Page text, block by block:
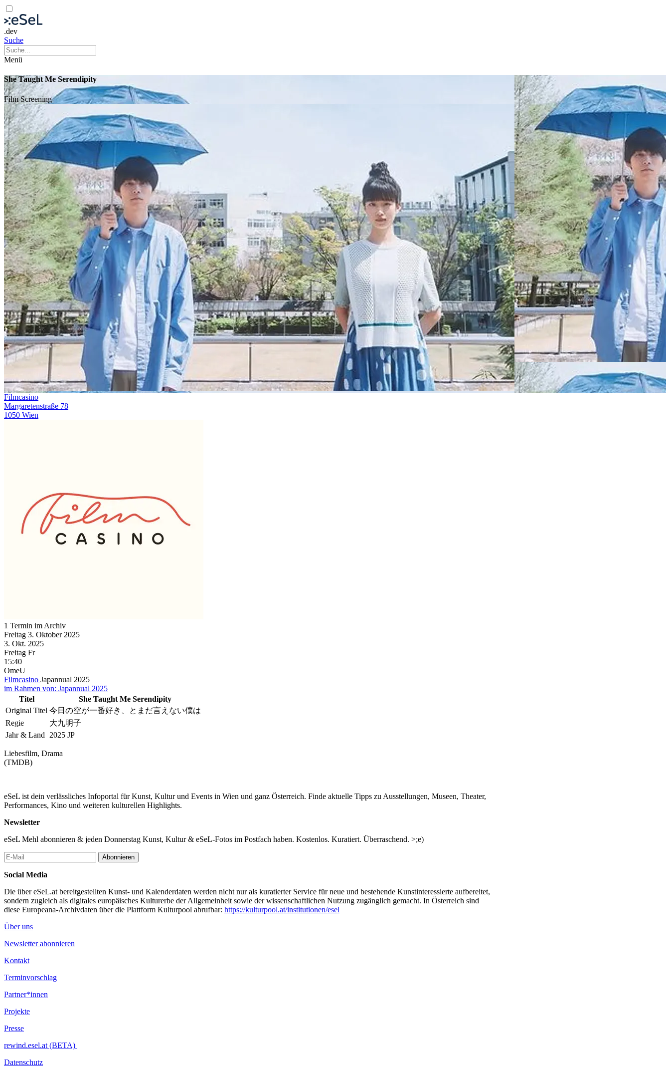
.dev
Suche
Menü
She Taught Me Serendipity
FilmScreening
Filmcasino
Margaretenstraße 78
1050 Wien
1 Termin im Archiv
Freitag 3. Oktober 2025
3. Okt. 2025
Freitag Fr
15:40
OmeU
Filmcasino Japannual 2025
im Rahmen von: Japannual 2025
Titel
She Taught Me Serendipity
Original Titel 今日の空が一番好き、とまだ言えない僕は
Regie
大九明子
Jahr & Land
2025 JP
Liebesfilm, Drama
(TMDB)
eSeL ist dein verlässliches Infoportal für Kunst, Kultur und Events in Wien und ganz Österreich. Finde aktuelle Tipps zu Ausstellungen, Museen, Theater,
Performances, Kino und weiteren kulturellen Highlights.
Newsletter
eSeL Mehl abonnieren & jeden Donnerstag Kunst, Kultur & eSeL-Fotos im Postfach haben. Kostenlos. Kuratiert. Überraschend. >;e)
Abonnieren
Social Media
Die über eSeL.at bereitgestellten Kunst- und Kalenderdaten werden nicht nur als kuratierter Service für neue und bestehende Kunstinteressierte aufbereitet,
sondern zugleich als digitales europäisches Kulturerbe der Allgemeinheit sowie der wissenschaftlichen Nutzung zugänglich gemacht. In Österreich sind
diese Europeana-Archivdaten über die Plattform Kulturpool abrufbar: https://kulturpool.at/institutionen/esel
Über uns
Newsletter abonnieren
Kontakt
Terminvorschlag
Partner*innen
Projekte
Presse
rewind.esel.at (BETA)
Datenschutz